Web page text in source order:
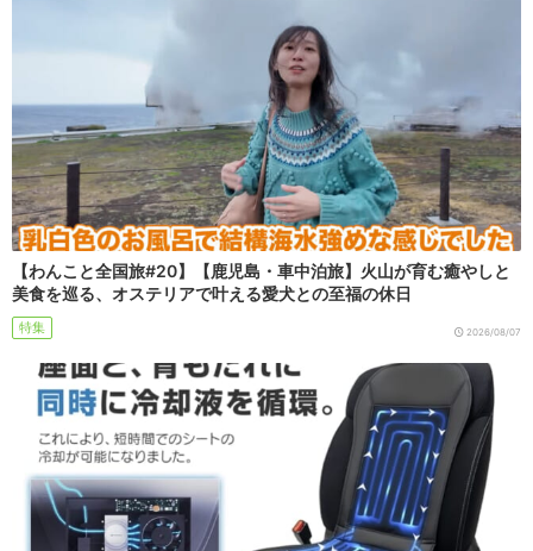
【わんこと全国旅#20】【鹿児島・車中泊旅】火山が育む癒やしと
美食を巡る、オステリアで叶える愛犬との至福の休日
特集 2026/08/07